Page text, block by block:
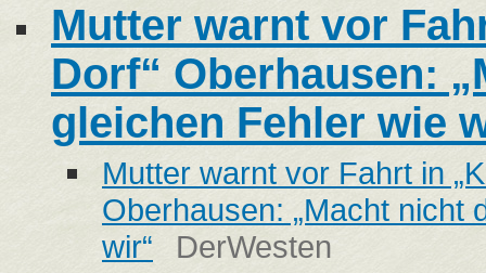
Mutter warnt vor
Dorf“ Oberhausen:
gleichen Fehler wie
Mutter warnt vor Fahrt in
Oberhausen: „Macht nicht
wir“
DerWesten